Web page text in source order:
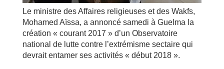
Le ministre des Affaires religieuses et des Wakfs,
Mohamed Aïssa, a annoncé samedi à Guelma la
création « courant 2017 » d’un Observatoire
national de lutte contre l’extrémisme sectaire qui
devrait entamer ses activités « début 2018 ».